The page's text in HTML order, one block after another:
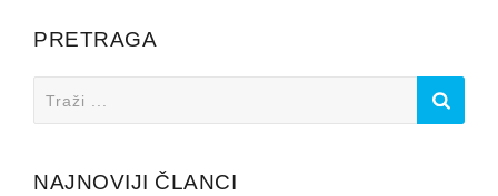
PRETRAGA
for:
NAJNOVIJI ČLANCI